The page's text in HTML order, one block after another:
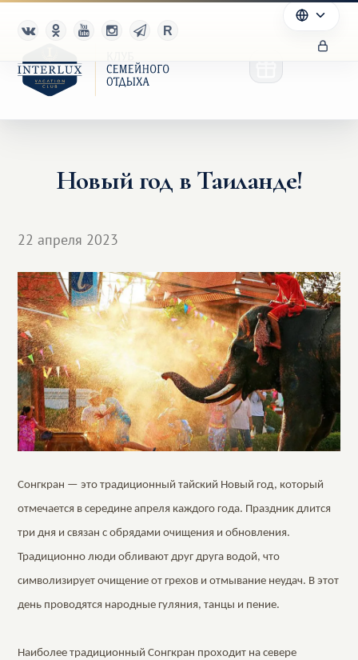
Клуб
Благотворительность
Новый год в Таиланде!
22 апреля 2023
Сонгкран — это традиционный тайский Новый год, который
отмечается в середине апреля каждого года. Праздник длится
три дня и связан с обрядами очищения и обновления.
Традиционно люди обливают друг друга водой, что
символизирует очищение от грехов и отмывание неудач. В этот
день проводятся народные гуляния, танцы и пение.
Наиболее традиционный Сонгкран проходит на севере